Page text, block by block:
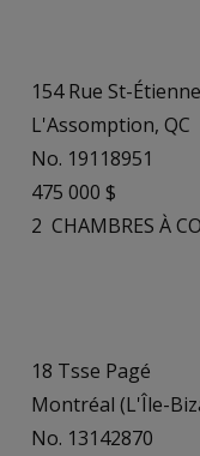
154 Rue St-Étienne
L'Assomption, QC
No. 19118951
475 000 $
2 CHAMBRES À
18 Tsse Pagé
Montréal (L'Île-
No. 13142870